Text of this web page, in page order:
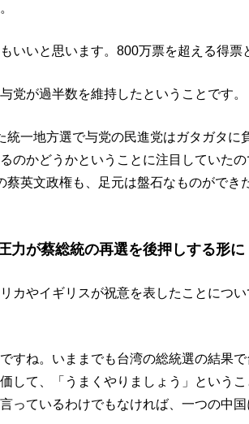
いいと思います。800万票を超える得票
党が過半数を維持したということです。
統一地方選で与党の民進党はガタガタに
のかどうかということに注目していた
蔡英文政権も、足元は盤石なものができ
力が蔡総統の再選を後押しする形に
カやイギリスが祝意を表したことにつ
すね。いままでも台湾の総統選の結果
して、「うまくやりましょう」というこ
っているわけでもなければ、一つの中国